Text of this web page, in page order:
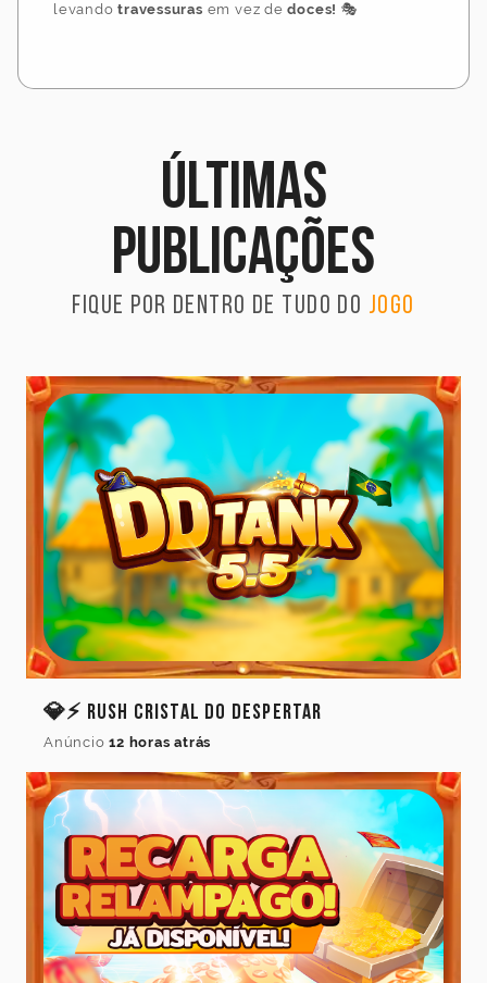
levandotravessuras em vez dedoces! 🎭
Últimas
publicações
Fique por dentro de tudo do jogo
💎⚡ Rush Cristal do Despertar
Anúncio 12 horas atrás